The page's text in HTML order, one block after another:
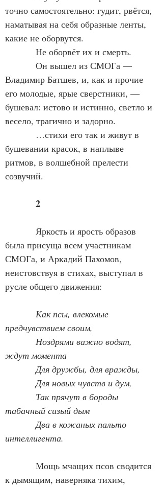
точно самостоятельно: гудит, рвётся,
наматывая на себя образные ленты,
какие не оборвутся.
            Не оборвёт их и смерть.
Владимир Батшев, и, как и прочие
его молодые, ярые сверстники, —
бушевал: истово и истинно, светло и
весело, трагично и задорно.
бушевании красок, в наплыве
ритмов, в волшебной прелести
созвучий.
2
была присуща всем участникам
СМОГа, и Аркадий Пахомов,
неистовствуя в стихах, выступал в
русле общего движения:
Как псы, влекомые
предчувствием своим,
ждут момента
            Для дружбы, для вражды,
            Для новых чувств и дум,
табачный сизый дым
            Два в кожаных пальто
интеллигента.
к дымящим, наверняка тихим,